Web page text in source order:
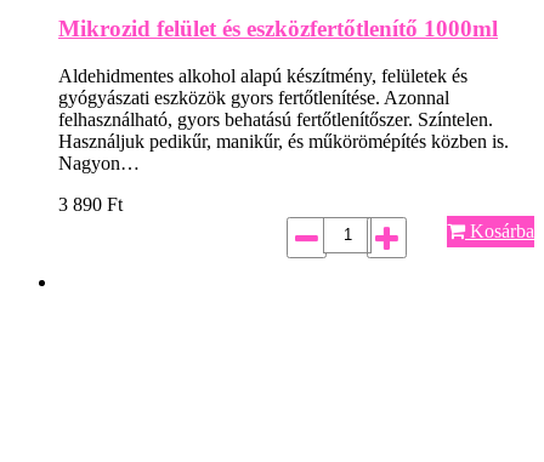
Mikrozid felület és eszközfertőtlenítő 1000ml
Aldehidmentes alkohol alapú készítmény, felületek és
gyógyászati eszközök gyors fertőtlenítése. Azonnal
felhasználható, gyors behatású fertőtlenítőszer. Színtelen.
Használjuk pedikűr, manikűr, és műkörömépítés közben is.
Nagyon…
3 890 Ft
Kosárba